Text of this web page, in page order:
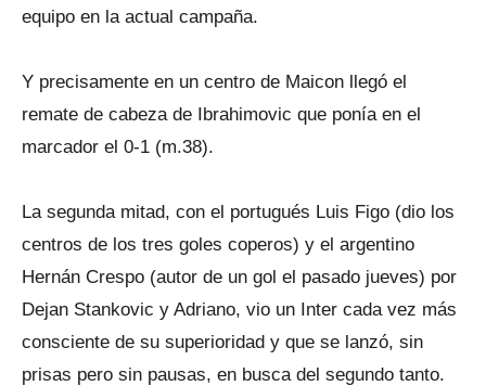
equipo en la actual campaña.
Y precisamente en un centro de Maicon llegó el
remate de cabeza de Ibrahimovic que ponía en el
marcador el 0-1 (m.38).
La segunda mitad, con el portugués Luis Figo (dio los
centros de los tres goles coperos) y el argentino
Hernán Crespo (autor de un gol el pasado jueves) por
Dejan Stankovic y Adriano, vio un Inter cada vez más
consciente de su superioridad y que se lanzó, sin
prisas pero sin pausas, en busca del segundo tanto.